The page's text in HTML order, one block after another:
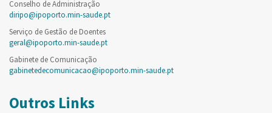
Conselho de Administração
diripo@ipoporto.min-saude.pt
Serviço de Gestão de Doentes
geral@ipoporto.min-saude.pt
Gabinete de Comunicação
gabinetedecomunicacao@ipoporto.min-saude.pt
Outros Links